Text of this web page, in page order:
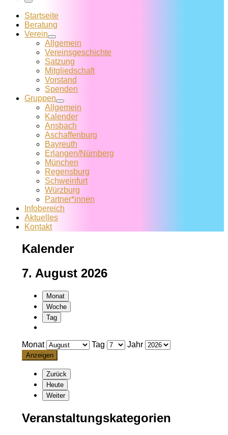
Menü
Startseite
Beratung
Verein
Allgemein
Vereins­geschichte
Satzung
Mitglied­schaft
Vorstand
Spenden
Gruppen
Allgemein
Kalender
Ansbach
Aschaffenburg
Bayreuth
Erlangen/Nürnberg
München
Regensburg
Schweinfurt
Würzburg
Partner*innen
Infobereich
Aktuelles
Kontakt
Kalender
7. August 2026
Monat
Woche
Tag
Monat Tag Jahr
Zurück
Heute
Weiter
Veranstaltungskategorien